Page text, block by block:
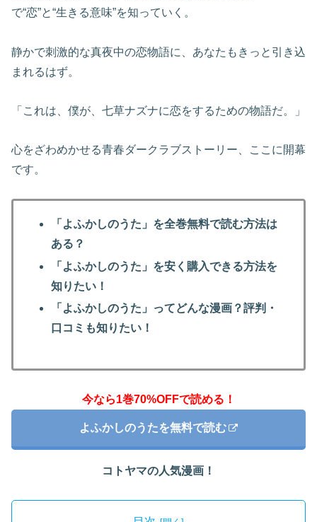
で“恋”と“生きる意味”を知っていく。
静かで刺激的な真夜中の恋物語に、あなたもきっと引き込
まれるはず。
「これは、僕が、七草ナズナに恋をするための物語だ。」
心をざわめかせる青春ダークラブストーリー、ここに開幕
です。
「よふかしのうた」を全巻無料で読む方法は
ある？
「よふかしのうた」を安く購入できる方法を
知りたい！
「よふかしのうた」ってどんな漫画？評判・
口コミも知りたい！
今なら1巻70%OFFで読める！
よふかしのうたを無料で読む
コトヤマの人気漫画！